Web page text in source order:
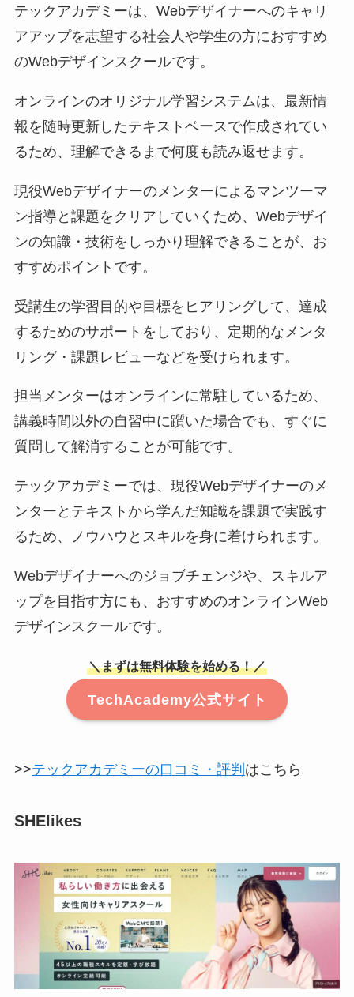
テックアカデミーは、Webデザイナーへのキャリ
アアップを志望する社会人や学生の方におすすめ
のWebデザインスクールです。
オンラインのオリジナル学習システムは、最新情
報を随時更新したテキストベースで作成されてい
るため、理解できるまで何度も読み返せます。
現役Webデザイナーのメンターによるマンツーマ
ン指導と課題をクリアしていくため、Webデザイ
ンの知識・技術をしっかり理解できることが、お
すすめポイントです。
受講生の学習目的や目標をヒアリングして、達成
するためのサポートをしており、定期的なメンタ
リング・課題レビューなどを受けられます。
担当メンターはオンラインに常駐しているため、
講義時間以外の自習中に躓いた場合でも、すぐに
質問して解消することが可能です。
テックアカデミーでは、現役Webデザイナーのメ
ンターとテキストから学んだ知識を課題で実践す
るため、ノウハウとスキルを身に着けられます。
Webデザイナーへのジョブチェンジや、スキルア
ップを目指す方にも、おすすめのオンラインWeb
デザインスクールです。
＼まずは無料体験を始める！／
TechAcademy公式サイト
>>テックアカデミーの口コミ・評判 はこちら
SHElikes